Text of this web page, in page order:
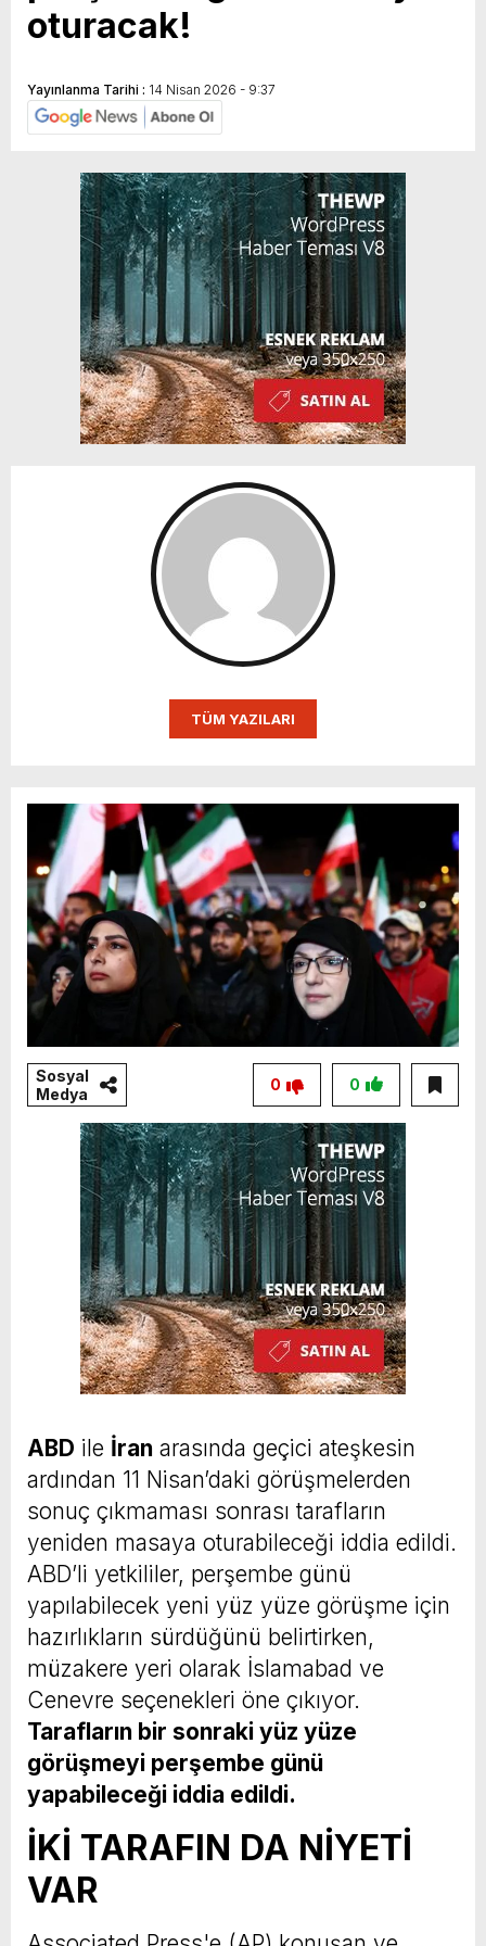
oturacak!
Yayınlanma Tarihi : 14 Nisan 2026 - 9:37
TÜM YAZILARI
Sosyal
Medya
0
0
ABD ile İran arasında geçici ateşkesin
ardından 11 Nisan’daki görüşmelerden
sonuç çıkmaması sonrası tarafların
yeniden masaya oturabileceği iddia edildi.
ABD’li yetkililer, perşembe günü
yapılabilecek yeni yüz yüze görüşme için
hazırlıkların sürdüğünü belirtirken,
müzakere yeri olarak İslamabad ve
Cenevre seçenekleri öne çıkıyor.
Tarafların bir sonraki yüz yüze
görüşmeyi perşembe günü
yapabileceği iddia edildi.
İKİ TARAFIN DA NİYETİ
VAR